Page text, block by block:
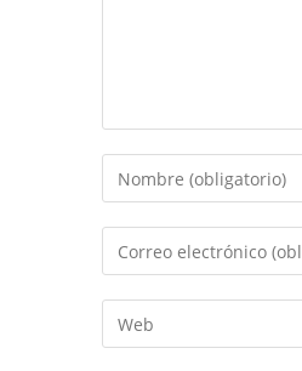
Introduce
tu
nombre
de
usuario
Introduce
tu
dirección
de
Introduce
la